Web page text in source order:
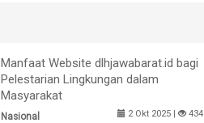
Manfaat Website dlhjawabarat.id bagi
Pelestarian Lingkungan dalam
Masyarakat
Nasional 2 Okt 2025 | 434